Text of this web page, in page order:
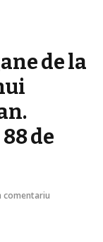
de la
de
comentariu